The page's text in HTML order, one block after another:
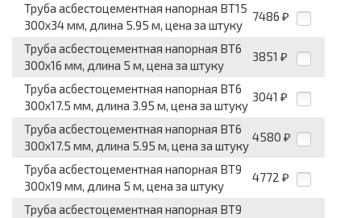
Труба асбестоцементная напорная ВТ15
300x34 мм, длина 5.95 м, цена за штуку
7486 ₽
Труба асбестоцементная напорная ВТ6
300x16 мм, длина 5 м, цена за штуку
3851 ₽
Труба асбестоцементная напорная ВТ6
300x17.5 мм, длина 3.95 м, цена за штуку
3041 ₽
Труба асбестоцементная напорная ВТ6
300x17.5 мм, длина 5.95 м, цена за штуку
4580 ₽
Труба асбестоцементная напорная ВТ9
300x19 мм, длина 5 м, цена за штуку
4772 ₽
Труба асбестоцементная напорная ВТ9